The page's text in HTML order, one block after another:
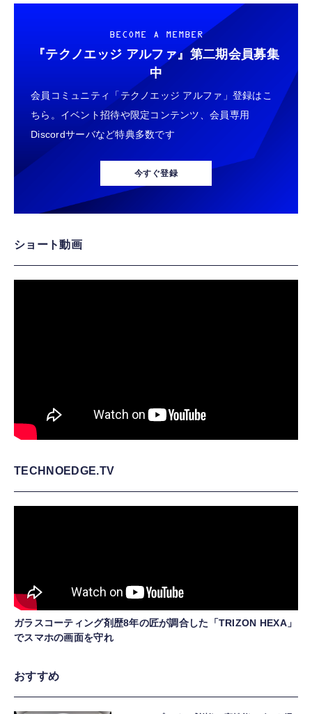
BECOME A MEMBER
『テクノエッジ アルファ』 第二期会員募集
中
会員コミュニティ「テクノエッジ アルファ」登録はこ
ちら。イベント招待や限定コンテンツ、会員専用
Discordサーバなど特典多数です
今すぐ登録
ショート動画
TECHNOEDGE.TV
ガラスコーティング剤歴8年の匠が調合した「TRIZON HEXA」
でスマホの画面を守れ
おすすめ